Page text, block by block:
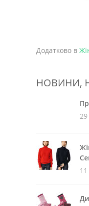
Додатково в
НОВИНИ,
29